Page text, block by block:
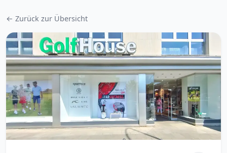
← Zurück zur Übersicht